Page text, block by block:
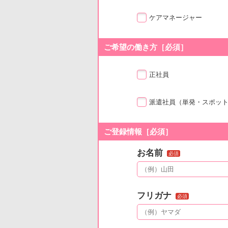
ケアマネージャー
ご希望の働き方［必須］
正社員
派遣社員 （単発・スポッ
ご登録情報［必須］
お名前 必須
フリガナ 必須